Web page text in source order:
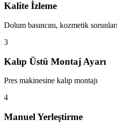
Kalite İzleme
Dolum basıncını, kozmetik
3
Kalıp Üstü Montaj Ayarı
Pres makinesine kalıp montajı
4
Manuel Yerleştirme